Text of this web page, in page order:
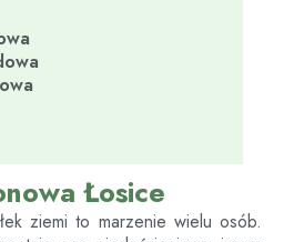
Łosice
ziemi to marzenie wielu osób.